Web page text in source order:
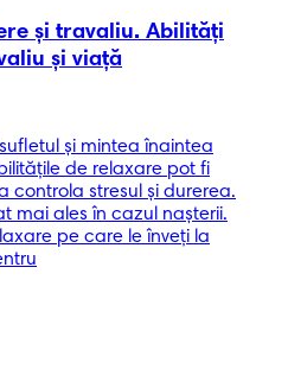
și travaliu. Abilități
și viață
și mintea înaintea
de relaxare pot fi
controla stresul și durerea.
mai ales în cazul nașterii.
pe care le înveți la